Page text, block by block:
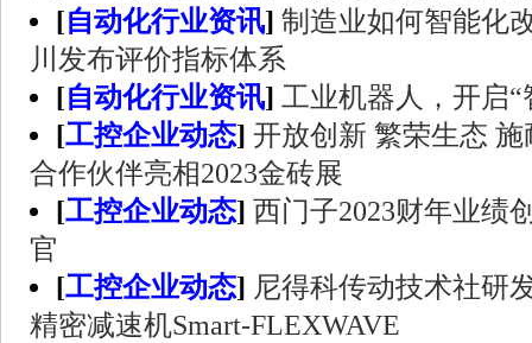
[自动化行业资讯] 制造业如何智能化
川发布评价指标体系
[自动化行业资讯] 工业机器人，开启
[工控企业动态] 开放创新 繁荣生态
合作伙伴亮相2023金砖展
[工控企业动态] 西门子2023财年业绩
官
[工控企业动态] 尼得科传动技术社研
精密减速机Smart-FLEXWAVE